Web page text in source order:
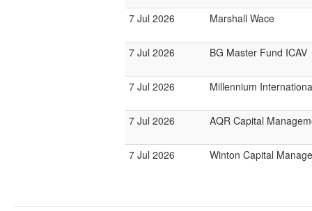
7 Jul 2026 Marshall Wace
7 Jul 2026 BG Master Fund ICAV
7 Jul 2026 Millennium
7 Jul 2026 AQR Capital
7 Jul 2026 Winton Capital